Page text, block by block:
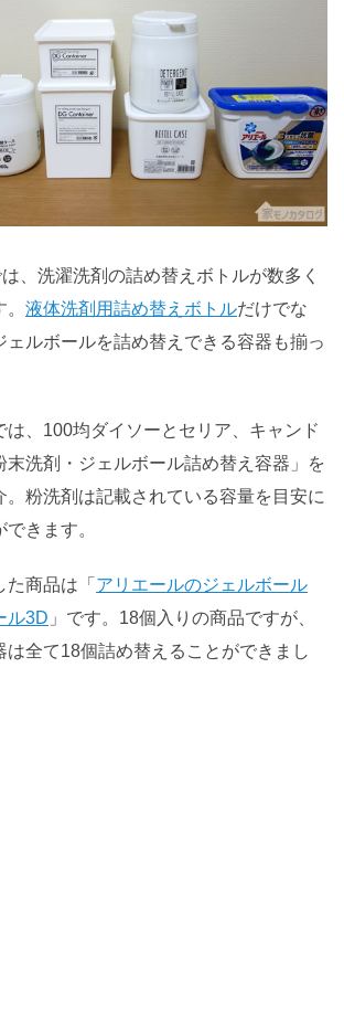
、洗濯洗剤の詰め替えボトルが数多く
液体洗剤用詰め替えボトルだけでな
ェルボールを詰め替えできる容器も揃っ
は、100均ダイソーとセリア、キャンド
末洗剤・ジェルボール詰め替え容器」を
。粉洗剤は記載されている容量を目安に
きます。
商品は「 アリエールのジェルボール
ル3D 」です。18個入りの商品ですが、
は全て18個詰め替えることができまし